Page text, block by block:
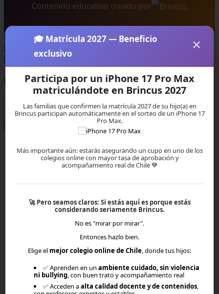
Contenido educativo creado por
Envíanos un whatsapp al
+56933176691
MENÚ
Proyecto educativo
Cómo elegimos a nuestros profesores
Horario de clases
Calendario Académico
×
🎓 Matrícula 2027 — Beneficio
exclusivo
Participa por un iPhone 17 Pro Max
matriculándote en Brincus 2027
Las familias que confirmen la matrícula 2027 de su hijo(a) en
Brincus participan automáticamente en el sorteo de un iPhone 17
Pro Max.
Más importante aún: estarás asegurando un cupo en uno de los
colegios online con mayor tasa de aprobación y
acompañamiento real de Chile 💙
🚀Pero seamos claros: Si estás aquí es porque estás
considerando seriamente Brincus.
No es "mirar por mirar".
Entonces hazlo bien.
Elige el mejor colegio online de Chile, donde tus hijos:
✅ Aprenden en unambiente cuidado, sin violencia
ni bullying, con buen trato y acompañamiento real
✅ Acceden aalta calidad docente y de contenidos,